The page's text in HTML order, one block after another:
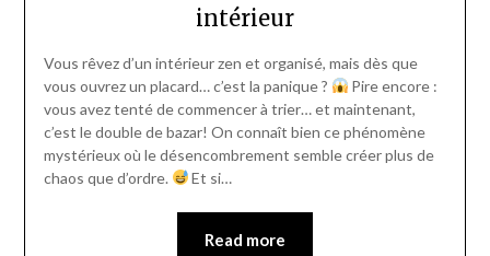
intérieur
Vous rêvez d’un intérieur zen et organisé, mais dès que
vous ouvrez un placard… c’est la panique ?
Pire encore :
vous avez tenté de commencer à trier… et maintenant,
c’est le double de bazar! On connaît bien ce phénomène
mystérieux où le désencombrement semble créer plus de
chaos que d’ordre.
Et si…
Read more